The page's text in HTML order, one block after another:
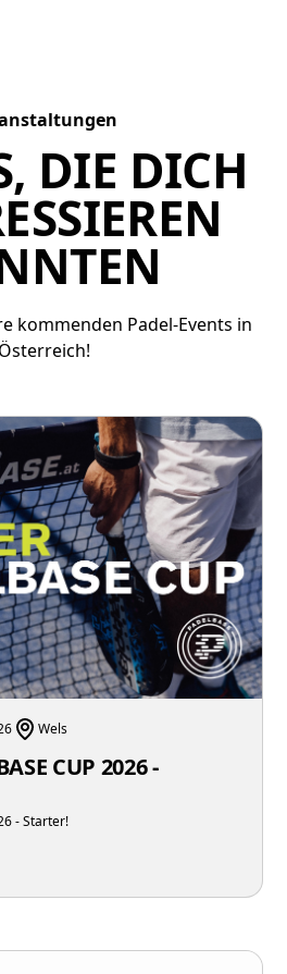
DIE DICH
kommenden Padel-Events in
Österreich!
Wels
CUP 2026 -
- Starter!